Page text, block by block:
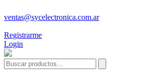
ventas@sycelectronica.com.ar
Registrarme
Login